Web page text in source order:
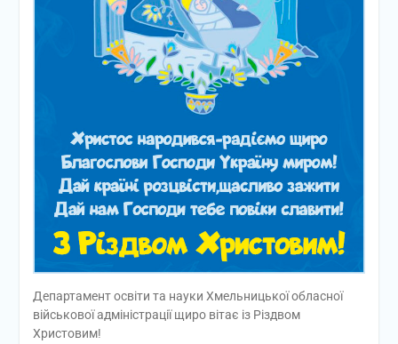
Департамент освіти та науки Хмельницької обласної
військової адміністрації щиро вітає із Різдвом
Христовим!